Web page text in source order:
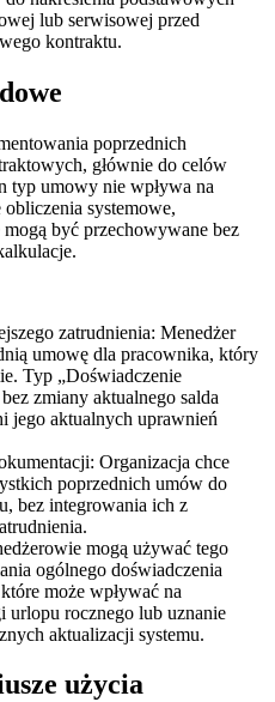
lub serwisowej przed
kontraktu.
poprzednich
głównie do celów
typ umowy nie wpływa na
systemowe,
być przechowywane bez
zatrudnienia: Menedżer
umowę dla pracownika, który
Typ „Doświadczenie
zmiany aktualnego salda
jego aktualnych uprawnień
Organizacja chce
poprzednich umów do
bez integrowania ich z
mogą używać tego
ogólnego doświadczenia
może wpływać na
urlopu rocznego lub uznanie
aktualizacji systemu.
użycia